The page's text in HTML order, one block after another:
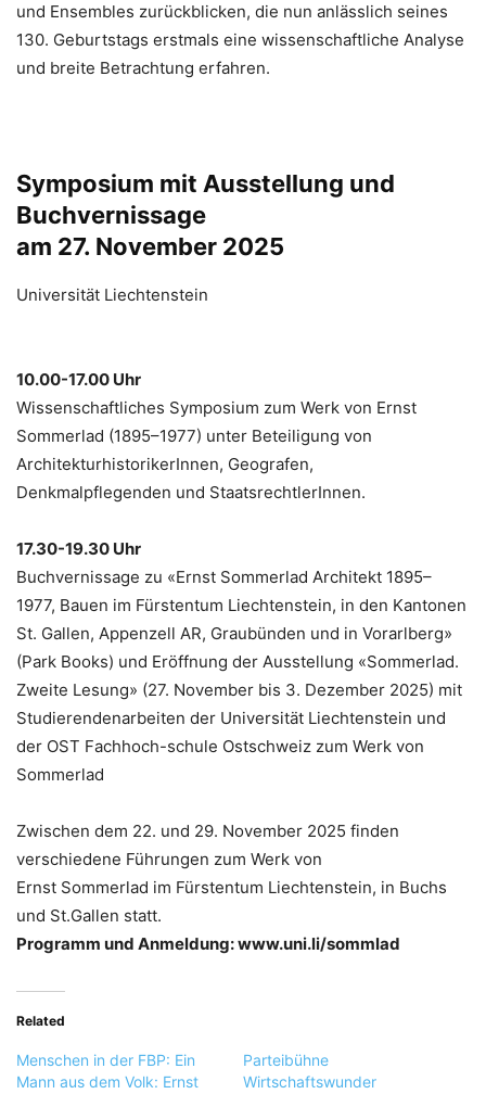
und Ensembles zurückblicken, die nun anlässlich seines
130. Geburtstags erstmals eine wissenschaftliche Analyse
und breite Betrachtung erfahren.
Symposium mit Ausstellung und
Buchvernissage
am 27. November 2025
Universität Liechtenstein
10.00-17.00 Uhr
Wissenschaftliches Symposium zum Werk von Ernst
Sommerlad (1895–1977) unter Beteiligung von
ArchitekturhistorikerInnen, Geografen,
Denkmalpflegenden und StaatsrechtlerInnen.
17.30-19.30 Uhr
Buchvernissage zu «Ernst Sommerlad Architekt 1895–
1977, Bauen im Fürstentum Liechtenstein, in den Kantonen
St. Gallen, Appenzell AR, Graubünden und in Vorarlberg»
(Park Books) und Eröffnung der Ausstellung «Sommerlad.
Zweite Lesung» (27. November bis 3. Dezember 2025) mit
Studierendenarbeiten der Universität Liechtenstein und
der OST Fachhoch-schule Ostschweiz zum Werk von
Sommerlad
Zwischen dem 22. und 29. November 2025 finden
verschiedene Führungen zum Werk von
Ernst Sommerlad im Fürstentum Liechtenstein, in Buchs
und St.Gallen statt.
Programm und Anmeldung: www.uni.li/sommlad
Related
Menschen in der FBP: Ein
Mann aus dem Volk: Ernst
Parteibühne
Wirtschaftswunder